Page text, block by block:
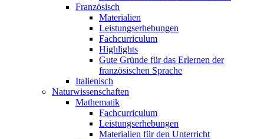
Französisch
Materialien
Leistungserhebungen
Fachcurriculum
Highlights
Gute Gründe für das Erlernen der
französischen Sprache
Italienisch
Naturwissenschaften
Mathematik
Fachcurriculum
Leistungserhebungen
Materialien für den Unterricht